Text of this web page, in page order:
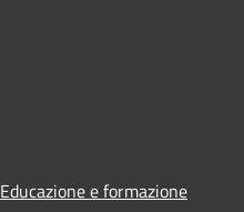
Educazione e formazione